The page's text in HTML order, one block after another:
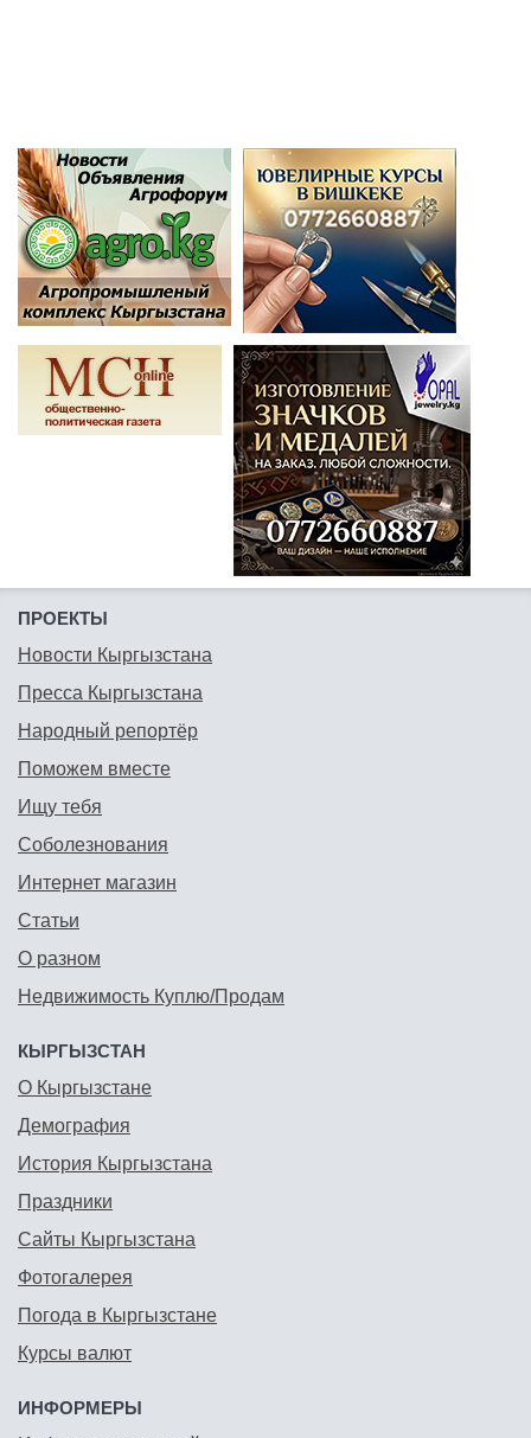
ПРОЕКТЫ
Новости Кыргызстана
Пресса Кыргызстана
Народный репортёр
Поможем вместе
Ищу тебя
Соболезнования
Интернет магазин
Статьи
О разном
Недвижимость Куплю/Продам
КЫРГЫЗСТАН
О Кыргызстане
Демография
История Кыргызстана
Праздники
Сайты Кыргызстана
Фотогалерея
Погода в Кыргызстане
Курсы валют
ИНФОРМЕРЫ